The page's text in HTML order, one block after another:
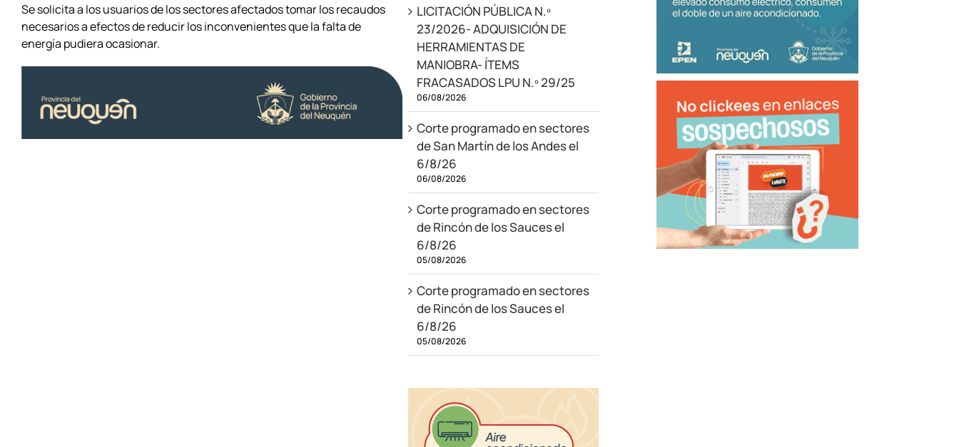
Se solicita a los usuarios de los sectores afectados tomar los recaudos
necesarios a efectos de reducir los inconvenientes que la falta de
energía pudiera ocasionar.
LICITACIÓN PÚBLICA N.º
23/2026- ADQUISICIÓN DE
HERRAMIENTAS DE
MANIOBRA- ÍTEMS
FRACASADOS LPU N.º 29/25
06/08/2026
Corte programado en sectores
de San Martín de los Andes el
6/8/26
06/08/2026
Corte programado en sectores
de Rincón de los Sauces el
6/8/26
05/08/2026
Corte programado en sectores
de Rincón de los Sauces el
6/8/26
05/08/2026